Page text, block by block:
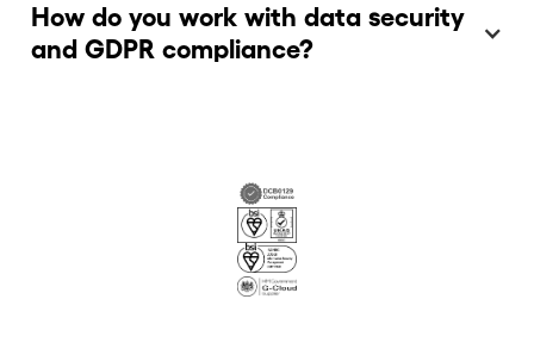
How do you work with data security
and GDPR compliance?